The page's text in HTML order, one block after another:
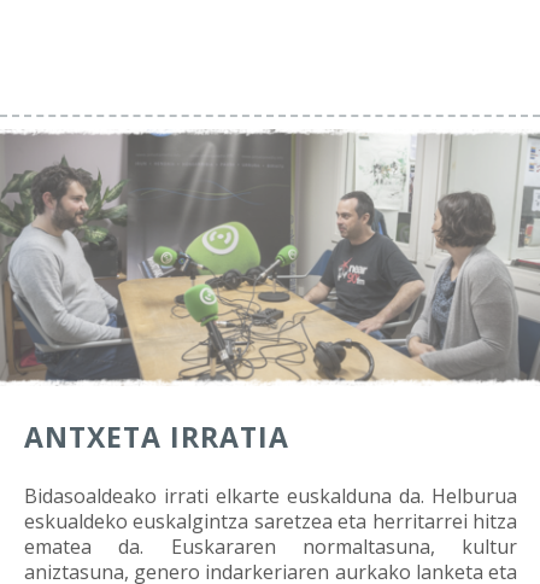
ANTXETA IRRATIA
Bidasoaldeako irrati elkarte euskalduna da. Helburua
eskualdeko euskalgintza saretzea eta herritarrei hitza
ematea da. Euskararen normaltasuna, kultur
aniztasuna, genero indarkeriaren aurkako lanketa eta